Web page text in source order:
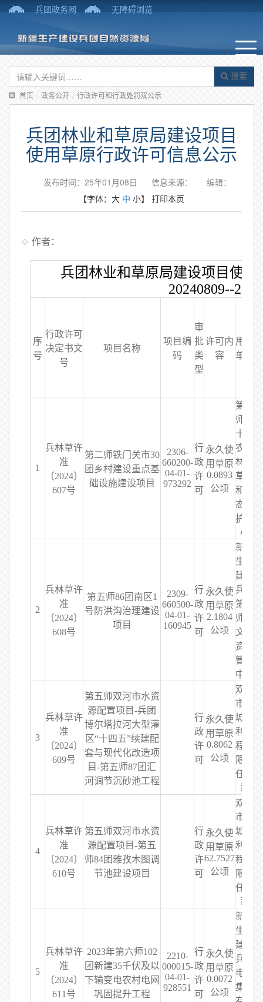
兵团政务网 无障碍浏览
搜索
首页 / 政务公开 / 行政许可和行政处罚双公示
兵团林业和草原局建设项目
使用草原行政许可信息公示
发布时间：25年01月08日 信息来源：
编辑：
【字体： 大 中 小】 打印本页
作者：
兵团林业和草原局建设项目使
20240809--
序
号
行政许可
决定书文
号
项目名称
项目编
码
审
批
类
型
许可内
容
用地
单位
1
兵林草许
准
〔2024〕
607号
第二师铁门关市30
团乡村建设重点基
础设施建设项目
2306-
660200-
04-01-
973292
行
政
许
可
永久使
用草原
0.0893
公顷
第二
师三
十团
农业
林业
草原
和生
态保
护中
心
2
兵林草许
准
〔2024〕
608号
第五师86团南区1
号防洪沟治理建设
项目
2309-
660500-
04-01-
160945
行
政
许
可
永久使
用草原
2.1804
公顷
新疆
生产
建设
兵团
第五
师水
文水
资源
管理
中心
3
兵林草许
准
〔2024〕
609号
第五师双河市水资
源配置项目-兵团
博尔塔拉河大型灌
区“十四五”续建配
套与现代化改造项
目-第五师87团汇
河调节沉砂池工程
行
政
许
可
永久使
用草原
0.8062
公顷
双河
市兴
城水
利工
程有
限责
任公
司
4
兵林草许
准
〔2024〕
610号
第五师双河市水资
源配置项目-第五
师84团雅孜木图调
节池建设项目
行
政
许
可
永久使
用草原
62.7527
公顷
双河
市兴
城水
利工
程有
限责
任公
司
5
兵林草许
准
〔2024〕
611号
2023年第六师102
团新建35千伏及以
下输变电农村电网
巩固提升工程
2210-
000015-
04-01-
928551
行
政
许
可
永久使
用草原
0.0072
公顷
新疆
生产
建设
兵团
电力
集团